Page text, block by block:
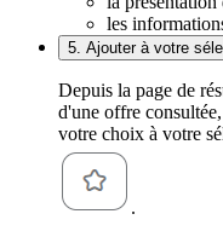
les
5. Ajouter à votre
Depuis la page de
d'une offre
votre choix à votre
.